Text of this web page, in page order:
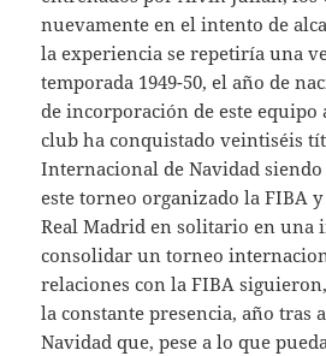
nuevamente en el intento de
la experiencia se repetiría una
temporada 1949-50, el año de
de incorporación de este equipo
club ha conquistado veintiséis
Internacional de Navidad
este torneo organizado la FIBA
Real Madrid en solitario en una
consolidar un torneo
relaciones con la FIBA
la constante presencia, año tras
Navidad que, pese a lo que